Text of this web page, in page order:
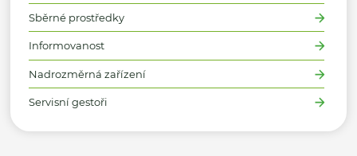
Sběrné prostředky
Informovanost
Nadrozměrná zařízení
Servisní gestoři